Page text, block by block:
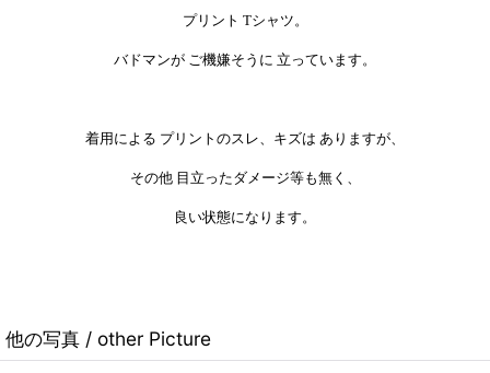
プリント Tシャツ。
バドマンが ご機嫌そうに 立っています。
着用による プリントのスレ、キズは ありますが、
その他 目立ったダメージ等も無く、
良い状態になります。
他の写真 / other Picture